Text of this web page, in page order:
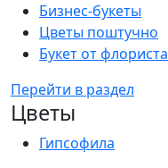
Бизнес-букеты
Цветы поштучно
Букет от флориста
Перейти в раздел
Цветы
Гипсофила